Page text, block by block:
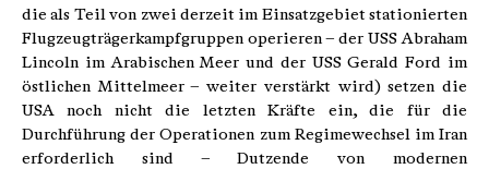
die als Teil von zwei derzeit im Einsatzgebiet stationierten
Flugzeugträgerkampfgruppen operieren – der USS Abraham
Lincoln im Arabischen Meer und der USS Gerald Ford im
östlichen Mittelmeer – weiter verstärkt wird) setzen die
USA noch nicht die letzten Kräfte ein, die für die
Durchführung der Operationen zum Regimewechsel im Iran
erforderlich sind – Dutzende von modernen